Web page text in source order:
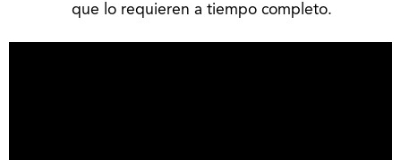
que lo requieren a tiempo completo.